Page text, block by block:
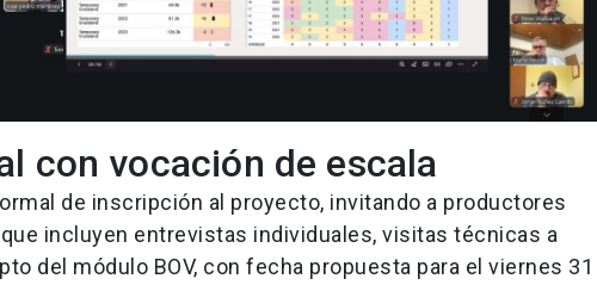
con vocación de escala
de inscripción al proyecto, invitando a productores
incluyen entrevistas individuales, visitas técnicas a
del módulo BOV, con fecha propuesta para el viernes 31